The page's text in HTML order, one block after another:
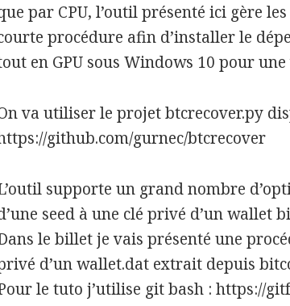
par CPU, l’outil présenté ici gère
procédure afin d’installer le
en GPU sous Windows 10 pour
va utiliser le projet btcrecover.py
github.com/gurnec/btcrecover
supporte un grand nombre
seed à une clé privé d’un wallet
le billet je vais présenté une
d’un wallet.dat extrait depuis
le tuto j’utilise git bash : https://